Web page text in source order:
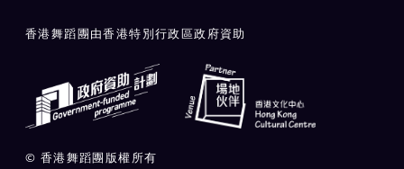
香港舞蹈團由香港特別行政區政府資助
© 香港舞蹈團版權所有